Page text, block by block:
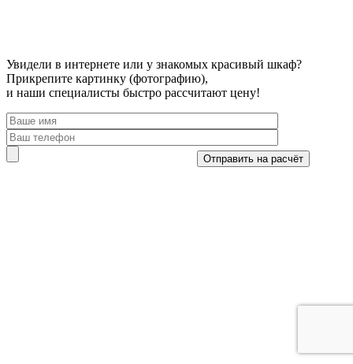
Увидели в интернете или у знакомых красивый шкаф?
Прикрепите картинку (фотографию),
и наши специалисты быстро рассчитают цену!